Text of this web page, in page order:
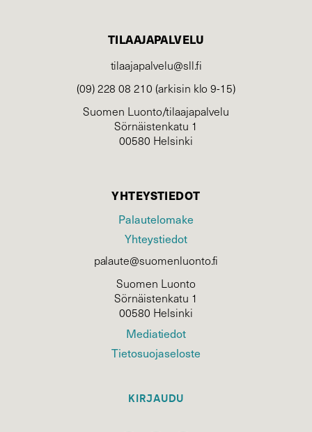
TILAAJAPALVELU
tilaajapalvelu@sll.fi
(09) 228 08 210 (arkisin klo 9-15)
Suomen Luonto/tilaajapalvelu
Sörnäistenkatu 1
00580 Helsinki
YHTEYSTIEDOT
Palautelomake
Yhteystiedot
palaute@suomenluonto.fi
Suomen Luonto
Sörnäistenkatu 1
00580 Helsinki
Mediatiedot
Tietosuojaseloste
KIRJAUDU